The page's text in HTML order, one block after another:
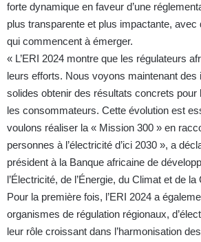
forte dynamique en faveur d’une
plus transparente et plus impactante,
qui commencent à émerger.
« L’ERI 2024 montre que les régulateurs
leurs efforts. Nous voyons maintenant des
solides obtenir des résultats concrets
les consommateurs. Cette évolution est
voulons réaliser la « Mission 300 » en
personnes à l’électricité d’ici 2030 », a
président à la Banque africaine de
l’Électricité, de l’Énergie, du Climat et de
Pour la première fois, l’ERI 2024 a
organismes de régulation régionaux,
leur rôle croissant dans l’harmonisation